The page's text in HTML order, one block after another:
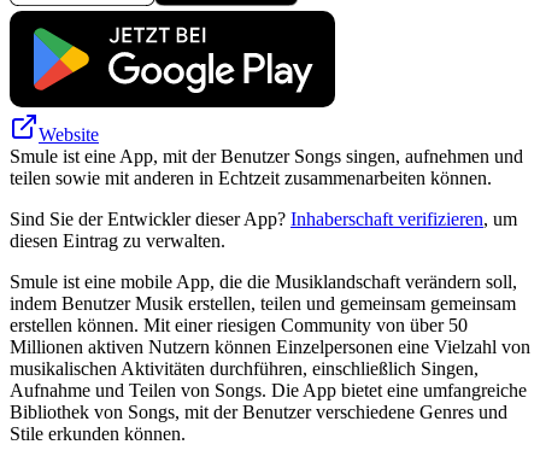
Website
Smule ist eine App, mit der Benutzer Songs singen, aufnehmen und
teilen sowie mit anderen in Echtzeit zusammenarbeiten können.
Sind Sie der Entwickler dieser App? Inhaberschaft verifizieren, um
diesen Eintrag zu verwalten.
Smule ist eine mobile App, die die Musiklandschaft verändern soll,
indem Benutzer Musik erstellen, teilen und gemeinsam gemeinsam
erstellen können. Mit einer riesigen Community von über 50
Millionen aktiven Nutzern können Einzelpersonen eine Vielzahl von
musikalischen Aktivitäten durchführen, einschließlich Singen,
Aufnahme und Teilen von Songs. Die App bietet eine umfangreiche
Bibliothek von Songs, mit der Benutzer verschiedene Genres und
Stile erkunden können.